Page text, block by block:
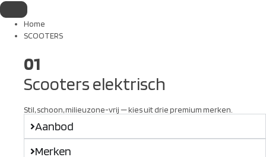
Home
SCOOTERS
01
Scooters elektrisch
Stil, schoon, milieuzone-vrij — kies uit drie premium merken.
Aanbod
Merken